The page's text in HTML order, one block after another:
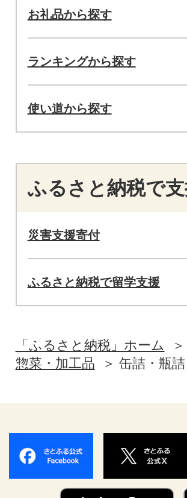
お礼品から探す
ランキングから探す
使い道から探す
ふるさと納税で
災害支援寄付
ふるさと納税で留学支援
「ふるさと納税」ホーム
惣菜・加工品
缶詰・瓶詰